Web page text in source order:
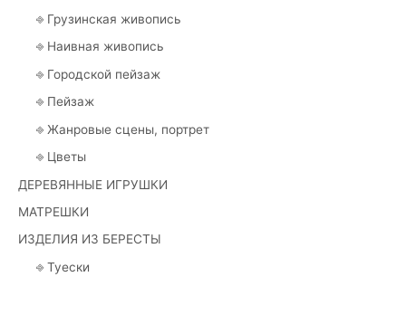
⎆ Грузинская живопись
⎆ Наивная живопись
⎆ Городской пейзаж
⎆ Пейзаж
⎆ Жанровые сцены, портрет
⎆ Цветы
ДЕРЕВЯННЫЕ ИГРУШКИ
МАТРЕШКИ
ИЗДЕЛИЯ ИЗ БЕРЕСТЫ
⎆ Туески